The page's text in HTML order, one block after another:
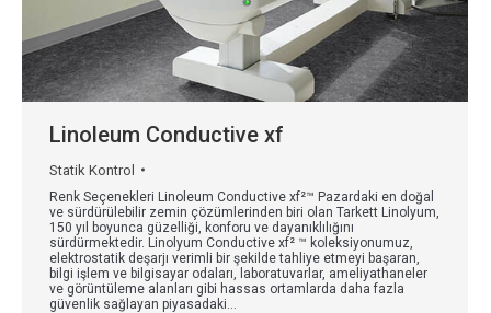
Linoleum Conductive xf
Statik Kontrol
Renk Seçenekleri Linoleum Conductive xf²™ Pazardaki en doğal
ve sürdürülebilir zemin çözümlerinden biri olan Tarkett Linolyum,
150 yıl boyunca güzelliği, konforu ve dayanıklılığını
sürdürmektedir. Linolyum Conductive xf² ™ koleksiyonumuz,
elektrostatik deşarjı verimli bir şekilde tahliye etmeyi başaran,
bilgi işlem ve bilgisayar odaları, laboratuvarlar, ameliyathaneler
ve görüntüleme alanları gibi hassas ortamlarda daha fazla
güvenlik sağlayan piyasadaki…